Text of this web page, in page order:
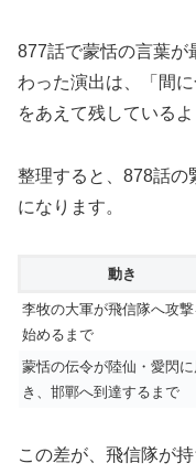
877話で蒙恬の言葉が
わった演出は、「間
をあえて残しているよ
整理すると、878話の
になります。
動き
李牧の大軍が飛信隊へ攻撃
始めるまで
蒙恬の伝令が陸仙・愛閃に
き、邯鄲へ到達するまで
この差が、飛信隊が